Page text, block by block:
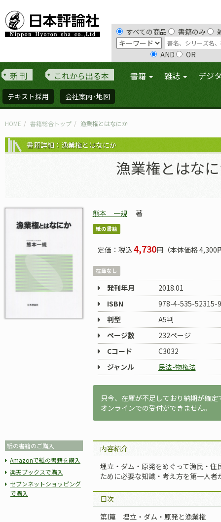
すべての商品 書籍のみ
AND OR
新 刊 これから出る本 書籍 雑誌 デジ
テキスト採用 会社案内･地図
HOME 書籍総合トップ 漁業権とはなにか
書籍詳細：漁業権とはなにか
漁業権とはな
熊本 一規 著
紙の書籍
定価：税込4,730円（本体価格 4,300
在庫なし
発刊年月
2018.01
ISBN
978-4-535-52315-9
判型
A5判
ページ数
232ページ
Cコード
C3032
ジャンル
民法-物権法
只今、在庫が不足しており納期が確定
オンラインでの受付ができません。
紙の書籍のご購入
Amazonで紙の書籍を購入
楽天ブックスで購入
セブンネットショッピング
で購入
内容紹介
埋立・ダム・原発をめぐって漁民・
ために必要な知識・考え方を第一人者
目次
第I篇 埋立・ダム・原発と漁業権